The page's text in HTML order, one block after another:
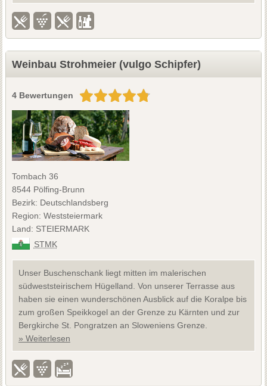
Weinbau Strohmeier (vulgo Schipfer)
4 Bewertungen
Tombach 36
8544 Pölfing-Brunn
Bezirk: Deutschlandsberg
Region: Weststeiermark
Land: STEIERMARK
STMK
Unser Buschenschank liegt mitten im malerischen
südweststeirischem Hügelland. Von unserer Terrasse aus
haben sie einen wunderschönen Ausblick auf die Koralpe bis
zum großen Speikkogel an der Grenze zu Kärnten und zur
Bergkirche St. Pongratzen an Sloweniens Grenze.
» Weiterlesen